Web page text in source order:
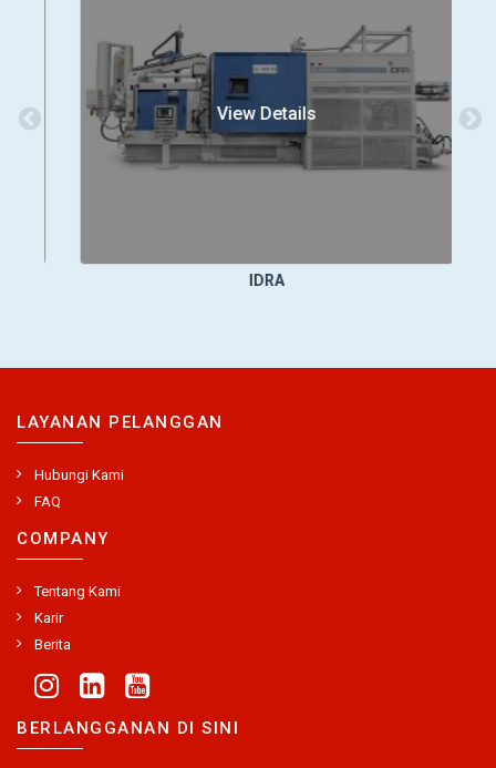
View Details
IDRA
LAYANAN PELANGGAN
Hubungi Kami
FAQ
COMPANY
Tentang Kami
Karir
Berita
BERLANGGANAN DI SINI